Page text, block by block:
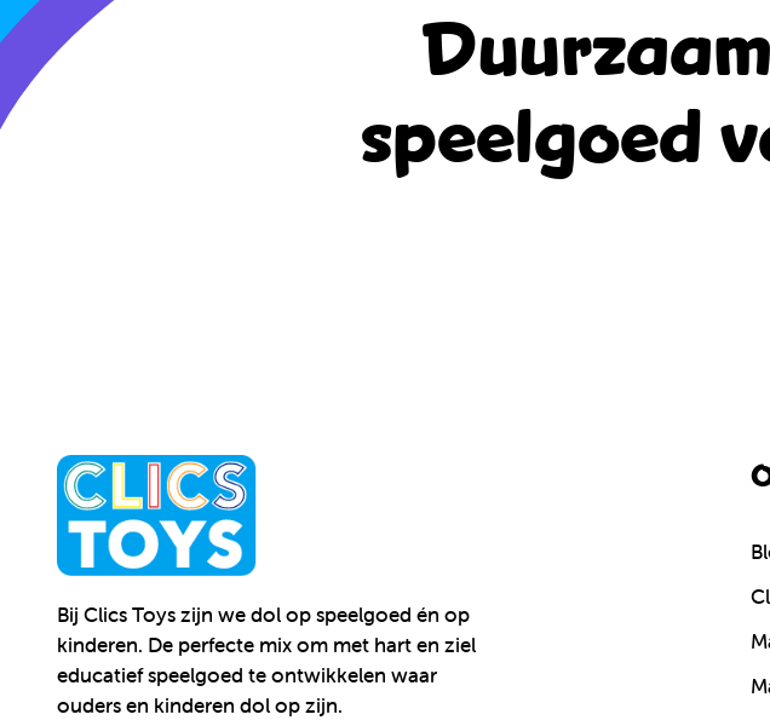
speelgoed
Bij Clics Toys zijn we dol op speelgoed én op
kinderen. De perfecte mix om met hart en ziel
educatief speelgoed te ontwikkelen waar
ouders en kinderen dol op zijn.